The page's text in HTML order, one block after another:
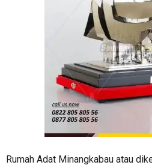
Rumah Adat Minangkabau atau